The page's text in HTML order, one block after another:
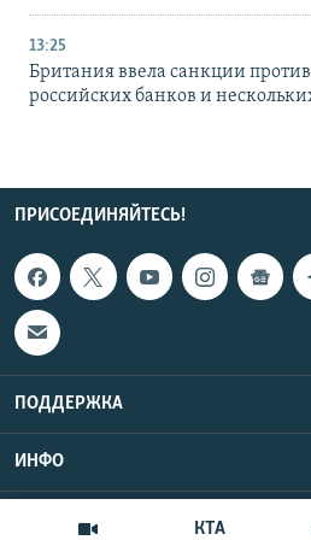
КТА
13:25
Британия ввела санкции
российских банков и
ПРИСОЕДИНЯЙТЕСЬ!
ПОДДЕРЖКА
ИНФО
Copyright Крым.Реалии,
UTC+3